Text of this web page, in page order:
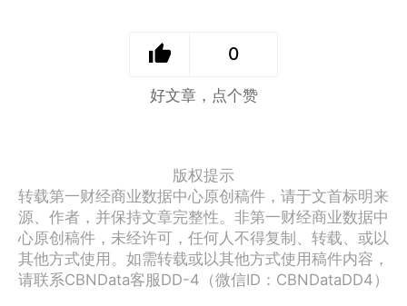
0
好文章，点个赞
版权提示
转载第一财经商业数据中心原创稿件，请于文首标明来
源、作者，并保持文章完整性。非第一财经商业数据中
心原创稿件，未经许可，任何人不得复制、转载、或以
其他方式使用。如需转载或以其他方式使用稿件内容，
请联系CBNData客服DD-4（微信ID：CBNDataDD4）